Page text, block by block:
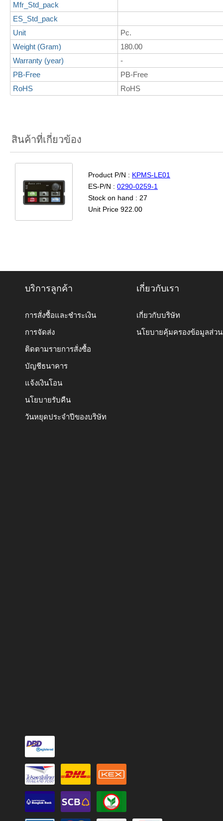
Mfr_Std_pack
ES_Std_pack
Unit
Pc.
Weight (Gram)
180.00
Warranty (year)
-
PB-Free
PB-Free
RoHS
RoHS
สินค้าที่เกี่ยวข้อง
Product P/N : KPMS-LE01
ES-P/N : 0290-0259-1
Stock on hand : 27
Unit Price 922.00
บริการลูกค้า
การสั่งซื้อและชำระเงิน
การจัดส่ง
ติดตามรายการสั่งซื้อ
บัญชีธนาคาร
แจ้งเงินโอน
นโยบายรับคืน
วันหยุดประจำปีของบริษัท
เกี่ยวกับเรา
เกี่ยวกับบริษัท
นโยบายคุ้มครองข้อมูลส่ว